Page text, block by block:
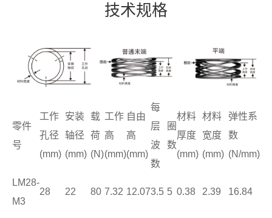
技术规格
零件
号
工作
孔径
(mm)
安装
轴径
(mm)
载
荷
(N)
工作
高
(mm)
自由
高
(mm)
每
层
波
数
圈
数
材料
厚度
(mm)
材料
宽度
(mm)
弹性系
数
(N/mm)
LM28-
M3
28 22 80 7.32 12.073.5 5 0.38 2.39 16.84